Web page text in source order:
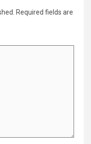
Required fields are